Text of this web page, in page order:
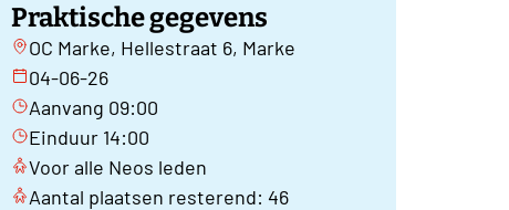
Praktische gegevens
OC Marke, Hellestraat 6, Marke
04-06-26
Aanvang 09:00
Einduur 14:00
Voor alle Neos leden
Aantal plaatsen resterend: 46